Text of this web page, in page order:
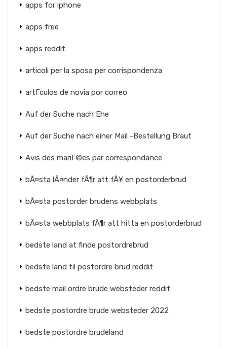
apps for iphone
apps free
apps reddit
articoli per la sposa per corrispondenza
artГ­culos de novia por correo
Auf der Suche nach Ehe
Auf der Suche nach einer Mail -Bestellung Braut
Avis des mariГ©es par correspondance
bÃ¤sta lÃ¤nder fÃ¶r att fÃ¥ en postorderbrud
bÃ¤sta postorder brudens webbplats
bÃ¤sta webbplats fÃ¶r att hitta en postorderbrud
bedste land at finde postordrebrud
bedste land til postordre brud reddit
bedste mail ordre brude websteder reddit
bedste postordre brude websteder 2022
bedste postordre brudeland